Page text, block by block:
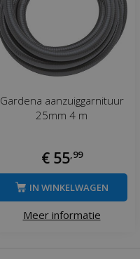
Gardena aanzuiggarnituur
25mm 4 m
€ 55,99
Meer informatie
IN WINKELWAGEN